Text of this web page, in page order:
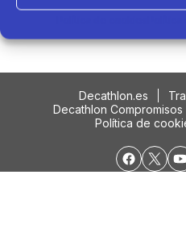
Decathlon.es
Decathlon Compromisos
Política de